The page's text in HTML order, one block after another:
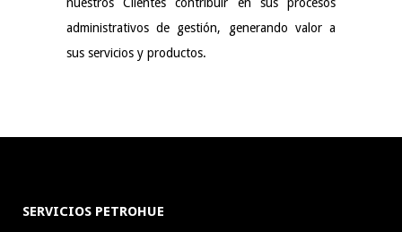
administrativos de gestión, generando valor a
sus servicios y productos.
SERVICIOS PETROHUE